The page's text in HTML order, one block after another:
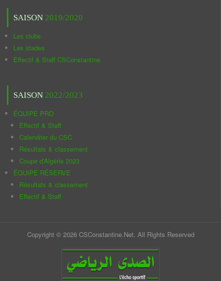
SAISON 2019/2020
Les clubs
Les stades
Effectif & Staff CSConstantine
SAISON 2022/2023
ÉQUIPE PRO
Effectif & Staff
Calendrier du CSC
Résultats & classement
Coupe d'Algérie 2023
ÉQUIPE RÉSERVE
Résultats & classement
Effectif & Staff
Copyright © 2026 CSConstantine.Net. All Rights Reserved